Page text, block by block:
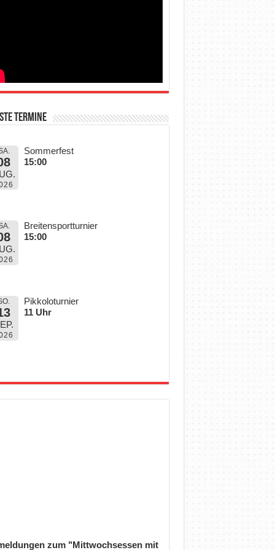
Termine
Sommerfest
15:00
Breitensportturnier
15:00
Pikkoloturnier
11 Uhr
zum "Mittwochsessen mit